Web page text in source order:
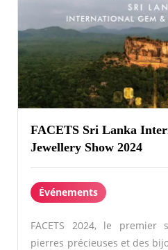
FACETS Sri Lanka
Jewellery Show 2024
Événements
FACETS 2024, le premier
pierres précieuses et des